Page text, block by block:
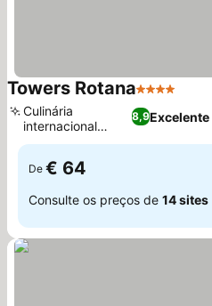
Towers Rotana4 Estrelas
8,9Excelente
Culinária
internacional
premiada
De € 64
Consulte os preços de 14 sites